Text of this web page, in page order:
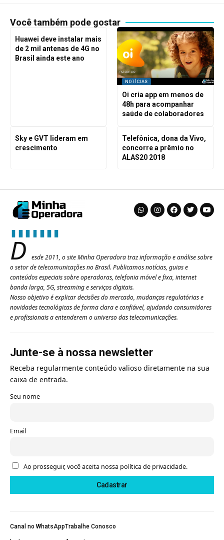
Você também pode gostar
Huawei deve instalar mais
de 2 mil antenas de 4G no
Brasil ainda este ano
NOTÍCIAS
Oi cria app em menos de
48h para acompanhar
saúde de colaboradores
Sky e GVT lideram em
crescimento
Telefônica, dona da Vivo,
concorre a prêmio no
ALAS20 2018
D
esde 2011, o site Minha Operadora traz informação e análise sobre
o setor de telecomunicações no Brasil. Publicamos notícias, guias e
conteúdos especiais sobre operadoras, telefonia móvel e fixa, internet
banda larga, 5G, streaming e serviços digitais.
Nosso objetivo é explicar decisões do mercado, mudanças regulatórias e
novidades tecnológicas de forma clara e confiável, ajudando consumidores
e profissionais a entenderem o universo das telecomunicações.
Junte-se à nossa newsletter
Receba regularmente conteúdo valioso diretamente na sua
caixa de entrada.
Seu nome
Email
Ao prosseguir, você aceita nossa política de privacidade.
Canal no WhatsAppTrabalhe Conosco